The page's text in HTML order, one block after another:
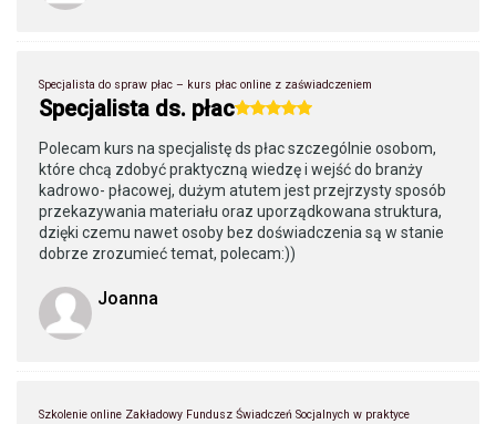
Specjalista do spraw płac – kurs płac online z zaświadczeniem
Specjalista ds. płac
Polecam kurs na specjalistę ds płac szczególnie osobom,
które chcą zdobyć praktyczną wiedzę i wejść do branży
kadrowo- płacowej, dużym atutem jest przejrzysty sposób
przekazywania materiału oraz uporządkowana struktura,
dzięki czemu nawet osoby bez doświadczenia są w stanie
dobrze zrozumieć temat, polecam:))
Joanna
Szkolenie online Zakładowy Fundusz Świadczeń Socjalnych w praktyce